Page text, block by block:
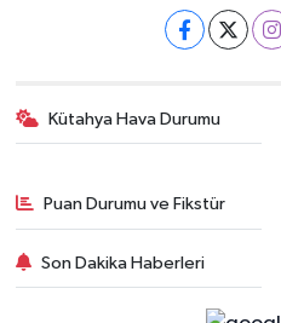
Kütahya Hava Durumu
Puan Durumu ve Fikstür
Son Dakika Haberleri